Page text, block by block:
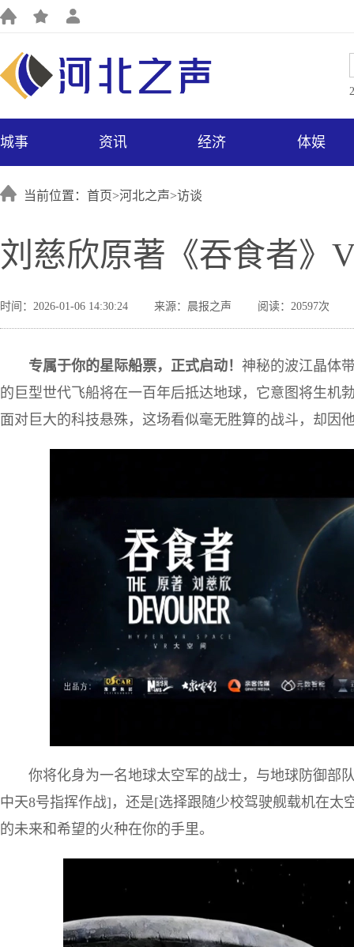
城事 资讯 经济 体娱
当前位置：首页>河北之声>访谈
刘慈欣原著《吞食者》
时间：2026-01-06 14:30:24 来源：晨报之声 阅读：20597次
专属于你的星际船票，正式启动！ 神秘的波江晶体
的巨型世代飞船将在一百年后抵达地球，它意图将生机
面对巨大的科技悬殊，这场看似毫无胜算的战斗，却因
你将化身为一名地球太空军的战士，与地球防御部
中天8号指挥作战]，还是[选择跟随少校驾驶舰载机在太
的未来和希望的火种在你的手里。